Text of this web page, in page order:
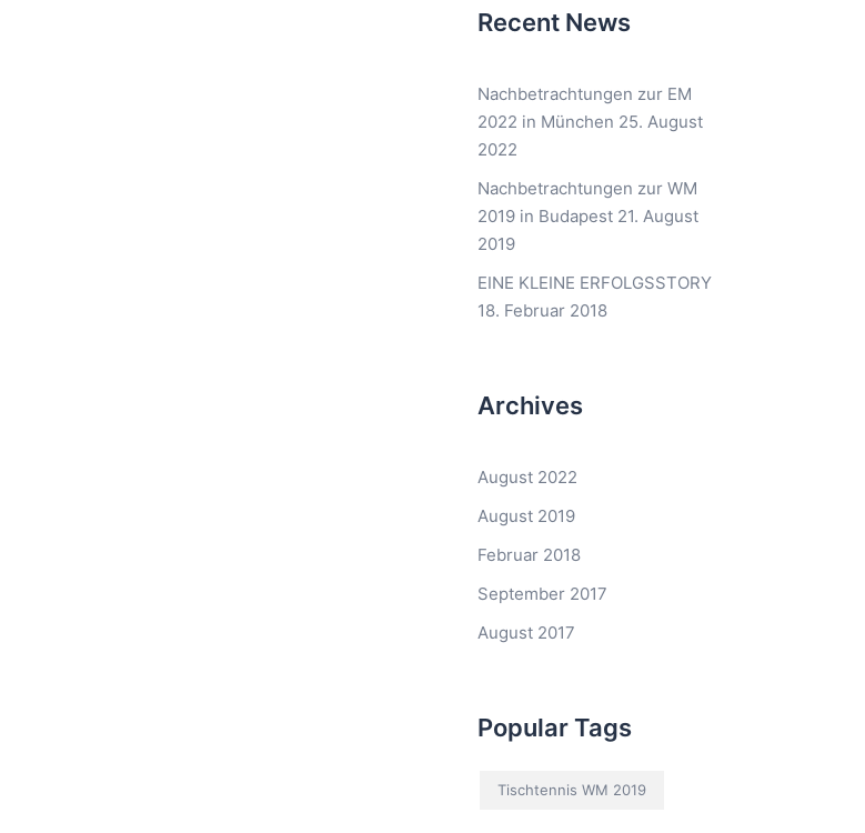
Recent News
Nachbetrachtungen zur EM
2022 in München 25. August
2022
Nachbetrachtungen zur WM
2019 in Budapest 21. August
2019
EINE KLEINE ERFOLGSSTORY
18. Februar 2018
Archives
August 2022
August 2019
Februar 2018
September 2017
August 2017
Popular Tags
Tischtennis WM 2019